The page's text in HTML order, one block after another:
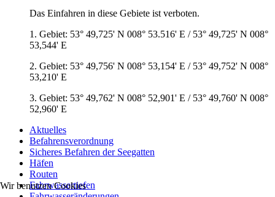
Das Einfahren in diese Gebiete ist verboten.
1. Gebiet: 53° 49,725' N 008° 53.516' E / 53° 49,725' N 008°
53,544' E
2. Gebiet: 53° 49,756' N 008° 53,154' E / 53° 49,752' N 008°
53,210' E
3. Gebiet: 53° 49,762' N 008° 52,901' E / 53° 49,760' N 008°
52,960' E
Aktuelles
Befahrensverordnung
Sicheres Befahren der Seegatten
Häfen
Routen
Fahrwassertiefen
Wir benutzen Cookies